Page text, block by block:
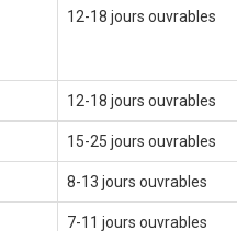
12-18 jours ouvrables
12-18 jours ouvrables
15-25 jours ouvrables
8-13 jours ouvrables
7-11 jours ouvrables